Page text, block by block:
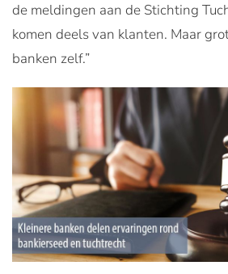
de meldingen aan de Stichting
komen deels van klanten. Maar
banken zelf.”